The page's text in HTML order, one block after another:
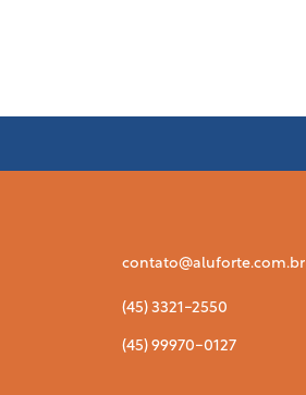
contato@aluforte.com.br
(45) 3321-2550
(45) 99970-0127